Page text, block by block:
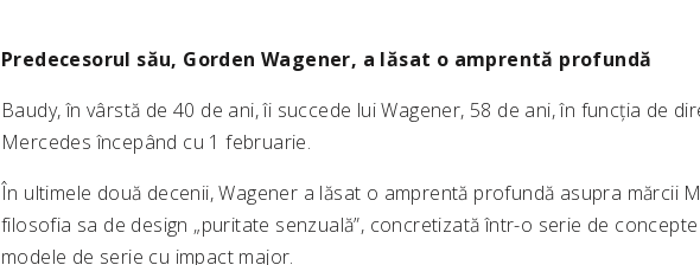
Predecesorul său, Gorden Wagener, a lăsat o amprentă profundă
Baudy, în vârstă de 40 de ani, îi succede lui Wagener, 58 de ani, în funcția de
Mercedes începând cu 1 februarie.
În ultimele două decenii, Wagener a lăsat o amprentă profundă asupra mărcii
filosofia sa de design „puritate senzuală”, concretizată într-o serie de
modele de serie cu impact major.